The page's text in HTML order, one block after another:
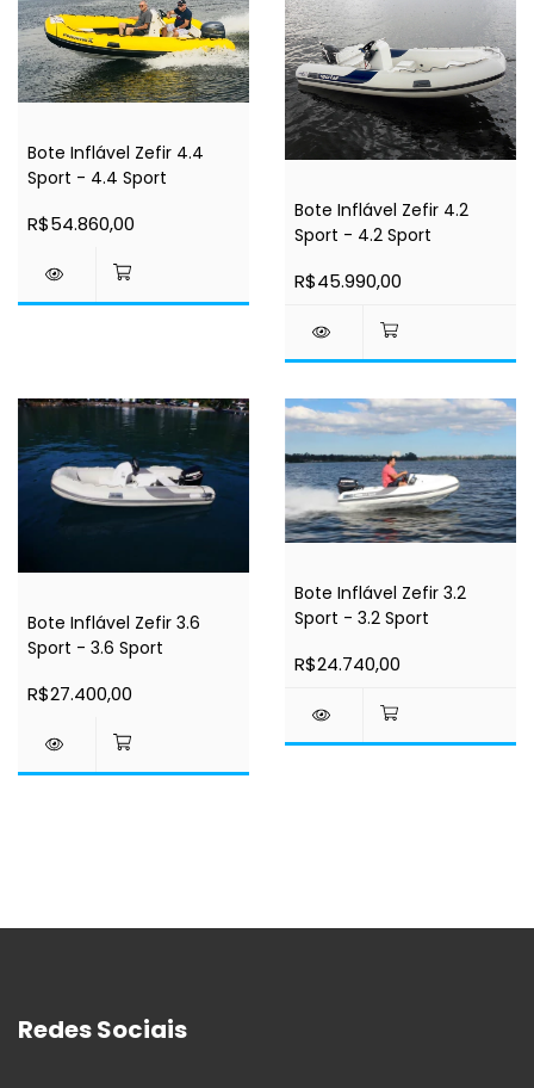
Bote Inflável Zefir 4.4
Sport - 4.4 Sport
R$54.860,00
Bote Inflável Zefir 4.2
Sport - 4.2 Sport
R$45.990,00
Bote Inflável Zefir 3.6
Sport - 3.6 Sport
R$27.400,00
Bote Inflável Zefir 3.2
Sport - 3.2 Sport
R$24.740,00
Redes Sociais